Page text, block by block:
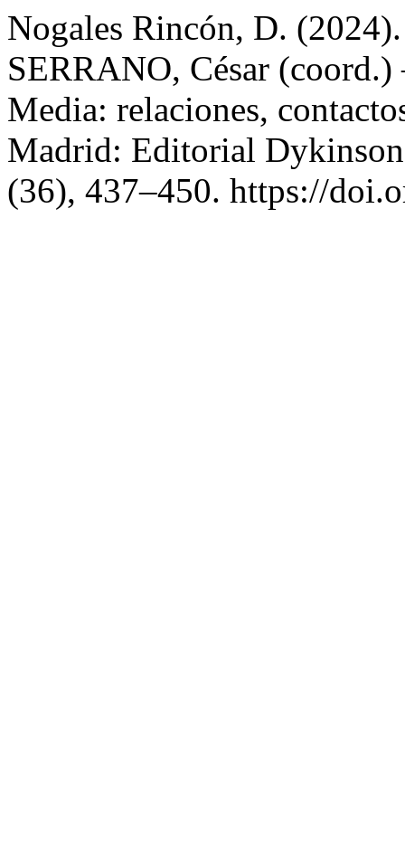
Nogales Rincón, D.
SERRANO, César
Media: relaciones,
Madrid: Editorial
(36), 437–450. https://